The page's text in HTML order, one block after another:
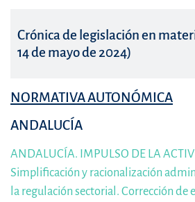
Crónica de legislación en
14 de mayo de 2024)
NORMATIVA AUTONÓMICA
ANDALUCÍA
ANDALUCÍA. IMPULSO DE LA
Simplificación y racionalización
la regulación sectorial. Corrección de